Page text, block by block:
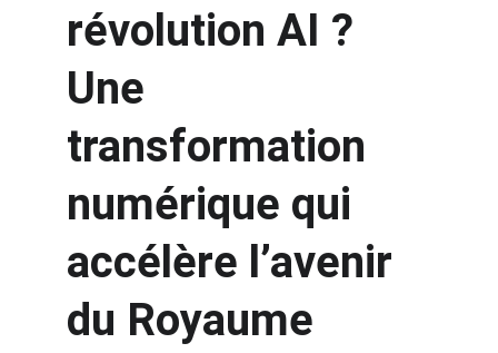
révolution AI ?
Une
transformation
numérique qui
accélère l’avenir
du Royaume